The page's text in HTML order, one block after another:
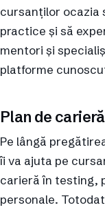
cursanților ocazia
practice și să
mentori și
platforme
Plan de
Pe lângă
îi va ajuta pe
carieră în testing,
personale.